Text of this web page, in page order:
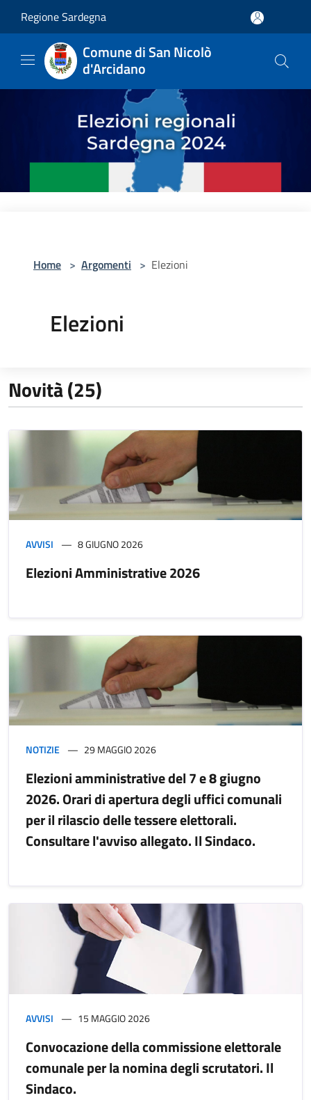
Regione Sardegna
Comune di San Nicolò
d'Arcidano
Home > Argomenti > Elezioni
Elezioni
Novità (25)
AVVISI 8 GIUGNO 2026
Elezioni Amministrative 2026
NOTIZIE 29 MAGGIO 2026
Elezioni amministrative del 7 e 8 giugno
2026. Orari di apertura degli uffici comunali
per il rilascio delle tessere elettorali.
Consultare l'avviso allegato. Il Sindaco.
AVVISI 15 MAGGIO 2026
Convocazione della commissione elettorale
comunale per la nomina degli scrutatori. Il
Sindaco.